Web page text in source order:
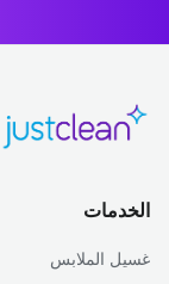
الخدمات
غسيل الملابس